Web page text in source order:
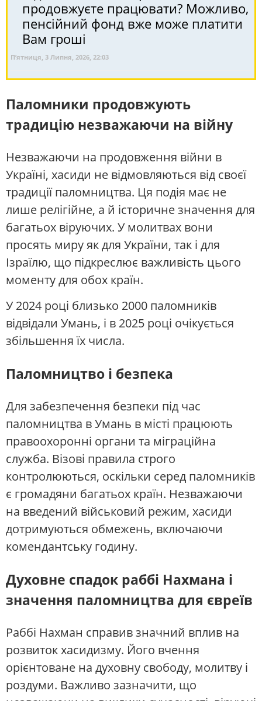
продовжуєте працювати? Можливо,
пенсійний фонд вже може платити
Вам гроші
П’ятниця, 3 Липня, 2026, 22:03
Паломники продовжують
традицію незважаючи на війну
Незважаючи на продовження війни в
Україні, хасиди не відмовляються від своєї
традиції паломництва. Ця подія має не
лише релігійне, а й історичне значення для
багатьох віруючих. У молитвах вони
просять миру як для України, так і для
Ізраїлю, що підкреслює важливість цього
моменту для обох країн.
У 2024 році близько 2000 паломників
відвідали Умань, і в 2025 році очікується
збільшення їх числа.
Паломництво і безпека
Для забезпечення безпеки під час
паломництва в Умань в місті працюють
правоохоронні органи та міграційна
служба. Візові правила строго
контролюються, оскільки серед паломників
є громадяни багатьох країн. Незважаючи
на введений військовий режим, хасиди
дотримуються обмежень, включаючи
комендантську годину.
Духовне спадок раббі Нахмана і
значення паломництва для євреїв
Раббі Нахман справив значний вплив на
розвиток хасидизму. Його вчення
орієнтоване на духовну свободу, молитву і
роздуми. Важливо зазначити, що